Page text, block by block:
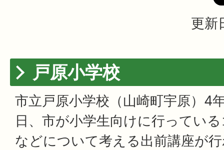
更新
戸原小学校
市立戸原小学校（山崎町宇原）4
日、市が小学生向けに行ってい
などについて考える出前講座が